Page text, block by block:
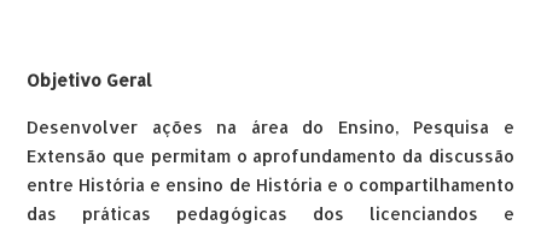
Objetivo Geral
Desenvolver ações na área do Ensino, Pesquisa e
Extensão que permitam o aprofundamento da discussão
entre História e ensino de História e o compartilhamento
das práticas pedagógicas dos licenciandos e